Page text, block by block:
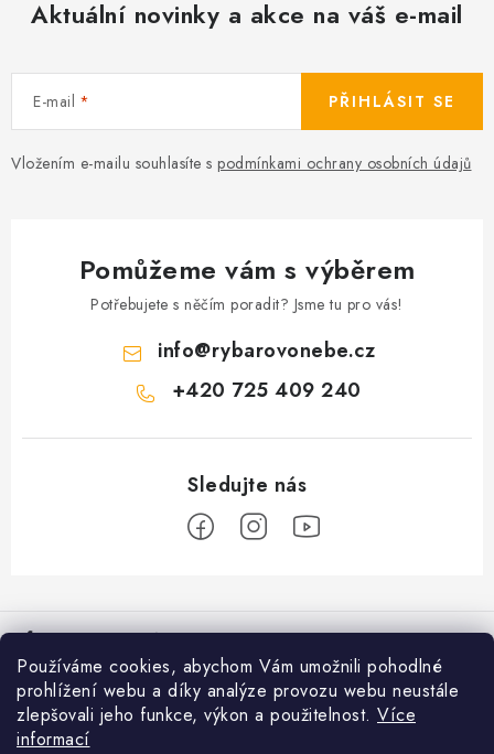
Používáme cookies, abychom Vám umožnili pohodlné
prohlížení webu a díky analýze provozu webu neustále
zlepšovali jeho funkce, výkon a použitelnost. Více
informací
p
v
k
Aktuální novinky a akce na váš e-mail
E-mail
Vložením e-mailu souhlasíte s podmínkami ochrany osobních údajů
PŘIHLÁSIT SE
Pomůžeme vám s výběrem
Potřebujete s něčím poradit? Jsme tu pro vás!
info@rybarovonebe.cz
+420 725 409 240
á
p Informace pro vás
Věrnostní program
Doprava a platba
Facebook